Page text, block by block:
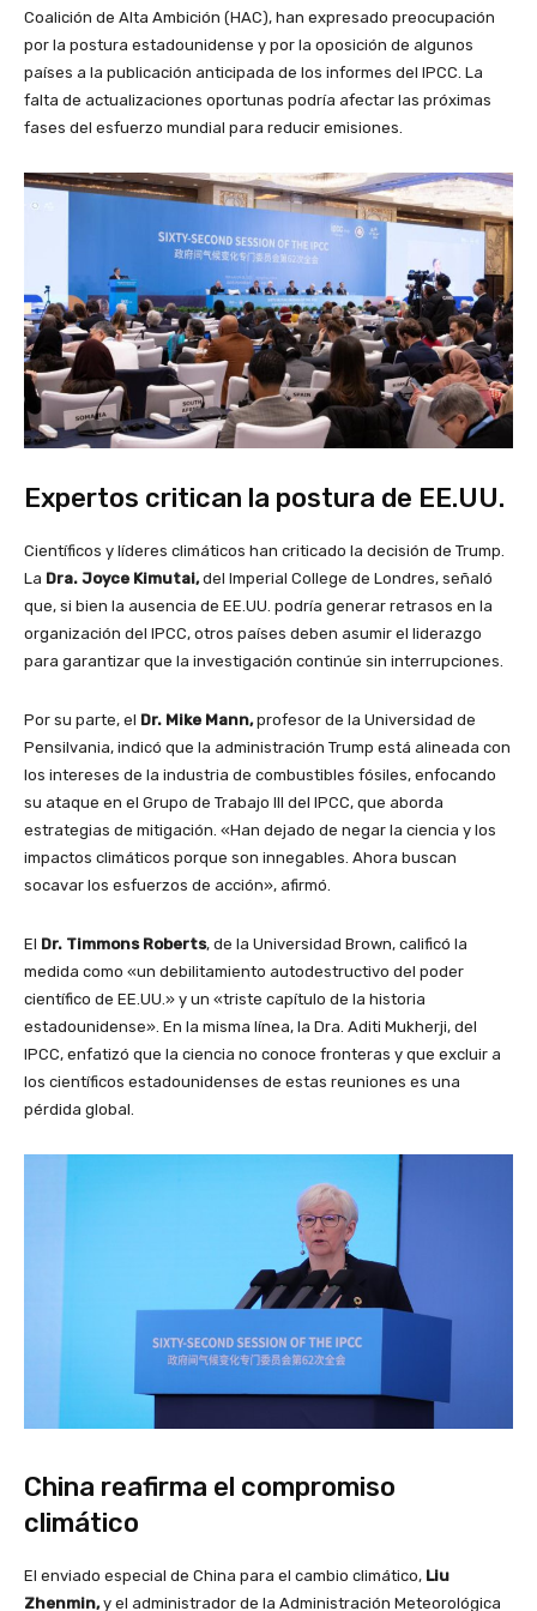
Coalición de Alta Ambición (HAC), han expresado preocupación
por la postura estadounidense y por la oposición de algunos
países a la publicación anticipada de los informes del IPCC. La
falta de actualizaciones oportunas podría afectar las próximas
fases del esfuerzo mundial para reducir emisiones.
Expertos critican la postura de EE.UU.
Científicos y líderes climáticos han criticado la decisión de Trump.
La Dra. Joyce Kimutai,del Imperial College de Londres, señaló
que, si bien la ausencia de EE.UU. podría generar retrasos en la
organización del IPCC, otros países deben asumir el liderazgo
para garantizar que la investigación continúe sin interrupciones.
Por su parte, el Dr. Mike Mann,profesor de la Universidad de
Pensilvania, indicó que la administración Trump está alineada con
los intereses de la industria de combustibles fósiles, enfocando
su ataque en el Grupo de Trabajo III del IPCC, que aborda
estrategias de mitigación. «Han dejado de negar la ciencia y los
impactos climáticos porque son innegables. Ahora buscan
socavar los esfuerzos de acción», afirmó.
El Dr. Timmons Roberts, de la Universidad Brown, calificó la
medida como «un debilitamiento autodestructivo del poder
científico de EE.UU.» y un «triste capítulo de la historia
estadounidense». En la misma línea, la Dra. Aditi Mukherji, del
IPCC, enfatizó que la ciencia no conoce fronteras y que excluir a
los científicos estadounidenses de estas reuniones es una
pérdida global.
China reafirma el compromiso
climático
El enviado especial de China para el cambio climático, Liu
Zhenmin,y el administrador de la Administración Meteorológica